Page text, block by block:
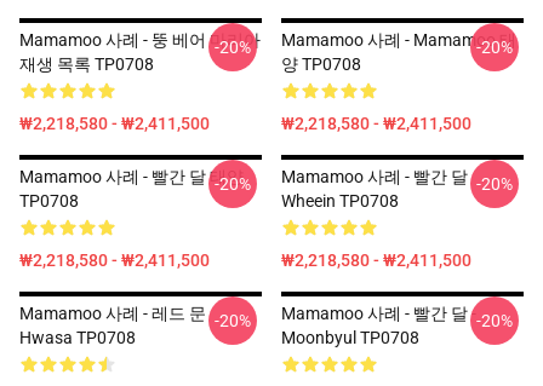
Mamamoo 사례 - 뚱 베어 마리아
재생 목록 TP0708
₩2,218,580 - ₩2,411,500
-20%
Mamamoo 사례 - Mamamoo 태
양 TP0708
₩2,218,580 - ₩2,411,500
-20%
Mamamoo 사례 - 빨간 달 태양
TP0708
₩2,218,580 - ₩2,411,500
-20%
Mamamoo 사례 - 빨간 달
Wheein TP0708
₩2,218,580 - ₩2,411,500
-20%
Mamamoo 사례 - 레드 문
Hwasa TP0708
-20%
Mamamoo 사례 - 빨간 달 -
Moonbyul TP0708
-20%